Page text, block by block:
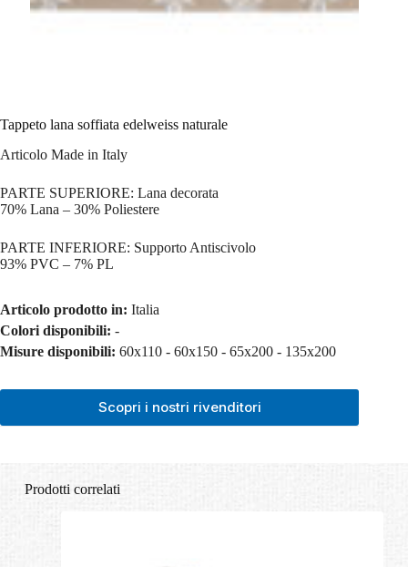
Tappeto lana soffiata edelweiss naturale
Articolo Made in Italy
PARTE SUPERIORE: Lana decorata
70% Lana – 30% Poliestere
PARTE INFERIORE: Supporto Antiscivolo
93% PVC – 7% PL
Articolo prodotto in: Italia
Colori disponibili: -
Misure disponibili: 60x110 - 60x150 - 65x200 - 135x200
Scopri i nostri rivenditori
Prodotti correlati